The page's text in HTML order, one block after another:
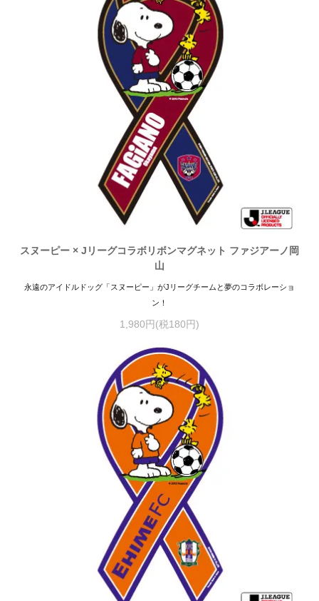
スヌーピー × Jリーグコラボリボンマグネット ファジアーノ岡
山
永遠のアイドルドッグ「スヌーピー」がJリーグチームと夢のコラボレーショ
ン！
1,980円(税180円)